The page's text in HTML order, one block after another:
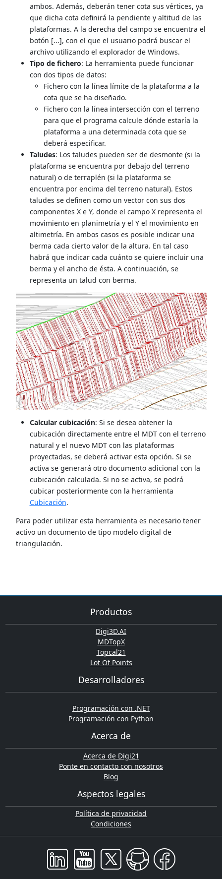
ambos. Además, deberán tener cota sus vértices, ya
que dicha cota definirá la pendiente y altitud de las
plataformas. A la derecha del campo se encuentra el
botón [...], con el que el usuario podrá buscar el
archivo utilizando el explorador de Windows.
Tipo de fichero: La herramienta puede funcionar
con dos tipos de datos:
Fichero con la línea límite de la plataforma a la
cota que se ha diseñado.
Fichero con la línea intersección con el terreno
para que el programa calcule dónde estaría la
plataforma a una determinada cota que se
deberá especificar.
Taludes: Los taludes pueden ser de desmonte (si la
plataforma se encuentra por debajo del terreno
natural) o de terraplén (si la plataforma se
encuentra por encima del terreno natural). Estos
taludes se definen como un vector con sus dos
componentes X e Y, donde el campo X representa el
movimiento en planimetría y el Y el movimiento en
altimetría. En ambos casos es posible indicar una
berma cada cierto valor de la altura. En tal caso
habrá que indicar cada cuánto se quiere incluir una
berma y el ancho de ésta. A continuación, se
representa un talud con berma.
Calcular cubicación: Si se desea obtener la
cubicación directamente entre el MDT con el terreno
natural y el nuevo MDT con las plataformas
proyectadas, se deberá activar esta opción. Si se
activa se generará otro documento adicional con la
cubicación calculada. Si no se activa, se podrá
cubicar posteriormente con la herramienta
Cubicación.
Para poder utilizar esta herramienta es necesario tener
activo un documento de tipo modelo digital de
triangulación.
Productos
Digi3D.AI
MDTopX
Topcal21
Lot Of Points
Desarrolladores
Programación con .NET
Programación con Python
Acerca de
Acerca de Digi21
Ponte en contacto con nosotros
Blog
Aspectos legales
Política de privacidad
Condiciones